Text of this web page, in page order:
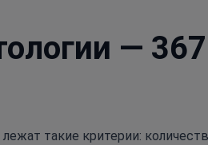
—
такие критерии: